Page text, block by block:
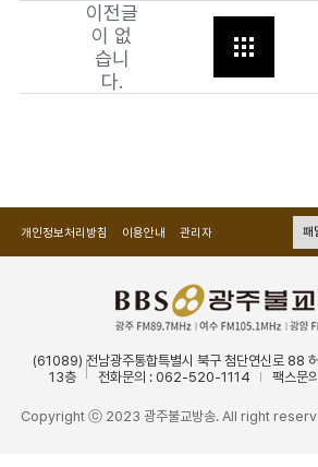
이전글
이 없
습니
다.
개인정보처리방침 이용안내 관리자
(61089) 전남광주통합특별시 북구 첨단연신로 88
13층
전화문의 : 062-520-1114 팩스문
Copyright ⓒ 2023 광주불교방송. All right